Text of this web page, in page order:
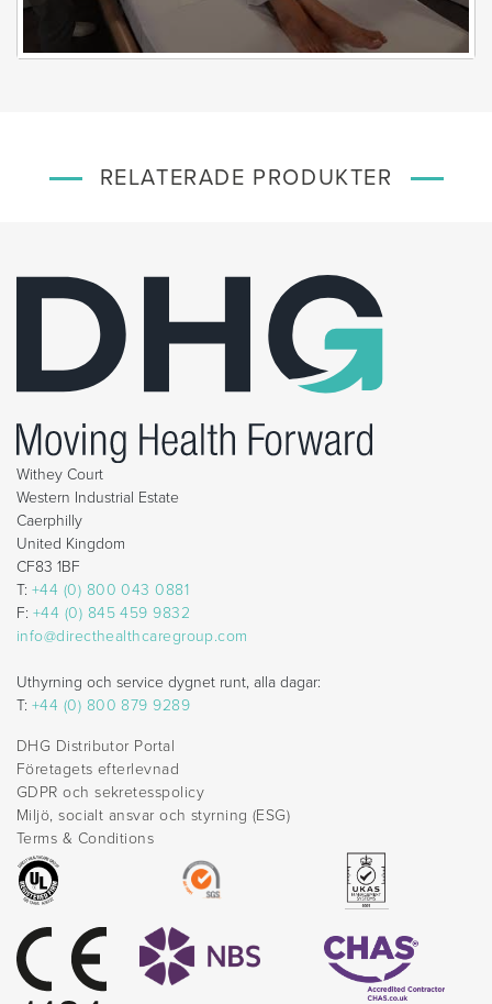
RELATERADE PRODUKTER
Withey Court
Western Industrial Estate
Caerphilly
United Kingdom
CF83 1BF
T: +44 (0) 800 043 0881
F: +44 (0) 845 459 9832
info@directhealthcaregroup.com
Uthyrning och service dygnet runt, alla dagar:
T: +44 (0) 800 879 9289
DHG Distributor Portal
Företagets efterlevnad
GDPR och sekretesspolicy
Miljö, socialt ansvar och styrning (ESG)
Terms & Conditions